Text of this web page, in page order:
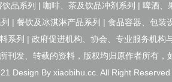
品系列 | 咖啡、茶及饮品冲剂系列 | 啤酒
| 餐饮及冰淇淋产品系列 | 食品容器、包
系列 | 政府促进机构、协会、专业服务机构
刊发、转载的资料，版权均归原作者所有，
Design By xiaobihu.cc. All Right Reserved